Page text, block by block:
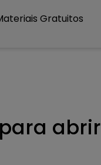
Gratuitos
abrir